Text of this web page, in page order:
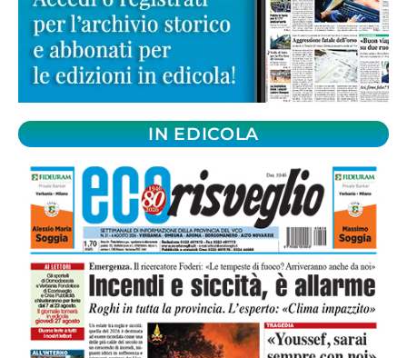
IN EDICOLA